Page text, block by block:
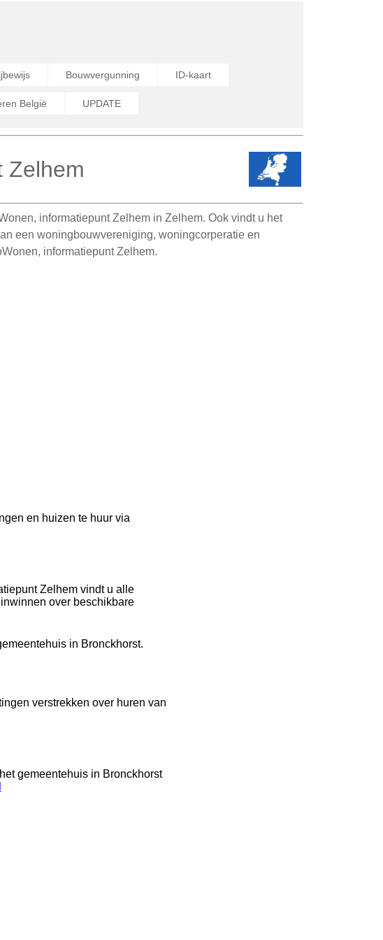
Bouwvergunning ID-kaart
België UPDATE
Zelhem
informatiepunt Zelhem in Zelhem. Ook vindt u het
een woningbouwvereniging, woningcorperatie en
informatiepunt Zelhem.
en huizen te huur via
Zelhem vindt u alle
over beschikbare
in Bronckhorst.
verstrekken over huren van
gemeentehuis in Bronckhorst